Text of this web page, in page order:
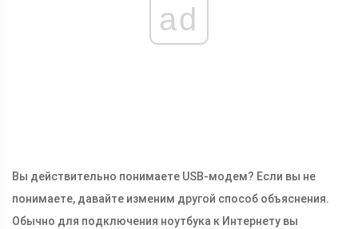
ad
Вы действительно понимаете USB-модем? Если вы не
понимаете, давайте изменим другой способ объяснения.
Обычно для подключения ноутбука к Интернету вы